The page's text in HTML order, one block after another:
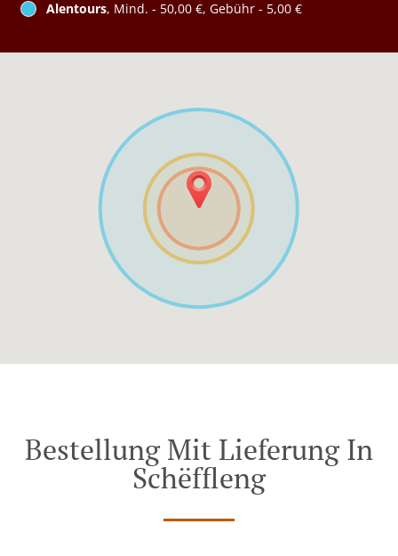
Alentours, Mind. - 50,00 €, Gebühr - 5,00 €
Bestellung Mit Lieferung In
Schëffleng